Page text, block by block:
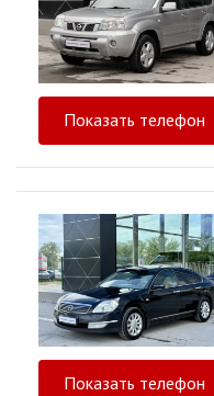
Показать телефон
Показать телефон